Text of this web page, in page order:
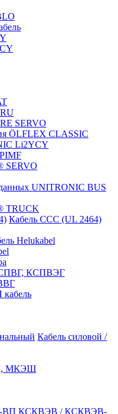
SERVO
ÖLFLEX CLASSIC
Li2YCY
SERVO
UNITRONIC BUS
TRUCK
Кабель CCC (UL 2464)
Helukabel
КСПВЭГ
Кабель силовой /
МКЭШ
КСКВЭВ / КСКВЭВ-